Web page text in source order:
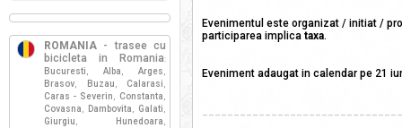
Evenimentul este organizat / initiat /
participarea implica taxa.
Eveniment adaugat in calendar pe 21
ROMANIA - trasee cu
bicicleta in Romania:
Bucuresti , Alba , Arges ,
Brasov, Buzau , Calarasi ,
Caras - Severin , Constanta ,
Covasna , Dambovita , Galati ,
Giurgiu , Hunedoara ,